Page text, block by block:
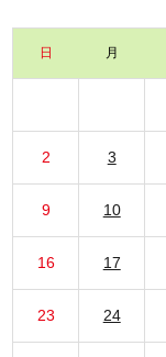
日 月
2 3
9 10
16 17
23 24